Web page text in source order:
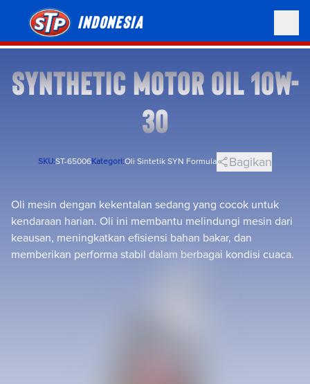
Indonesia
SYNTHETIC MOTOR OIL 10W-
30
SKU:ST-65006Kategori:Oli Sintetik SYN Formula Bagikan
Oli mesin dengan kekentalan sedang yang cocok untuk
kendaraan harian. Oli ini membantu melindungi mesin dari
keausan, meningkatkan efisiensi bahan bakar, dan
memberikan performa stabil dalam berbagai kondisi cuaca.